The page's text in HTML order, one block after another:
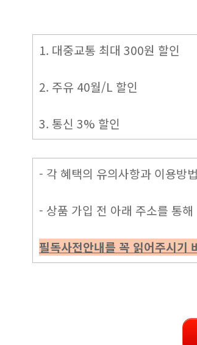
1. 대중교통 최대 300원 할인
2. 주유 40월/L 할인
3. 통신 3% 할인
- 각 혜택의 유의사항과 이용방
- 상품 가입 전 아래 주소를 통
필독사전안내를 꼭 읽어주시기